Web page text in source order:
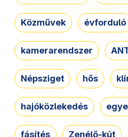
Közművek évforduló
kamerarendszer
Népsziget hős
hajóközlekedés
fásítés Zenélő-kút